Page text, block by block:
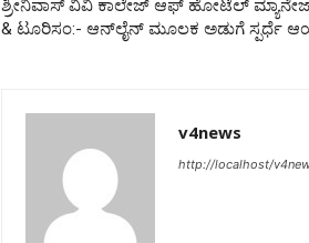
ಶ್ರೀನಿವಾಸ್ ವಿವಿ ಕಾಲೇಜ್ ಆಫ್ ಹೋಟೆಲ್
& ಟೂರಿಸಂ:- ಆನ್‌ಲೈನ್ ಮೂಲಕ ಅಡುಗೆ ಸ್ಪರ್ಧೆ
v4news
http://localhost/